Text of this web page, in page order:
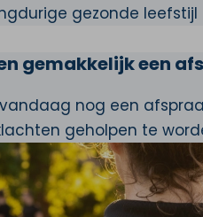
gezonde leefstijl
gemakkelijk een
nog een
geholpen te